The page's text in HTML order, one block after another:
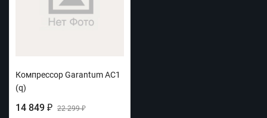
Компрессор Garantum AC1
(q)
14 849 ₽ 22 299₽